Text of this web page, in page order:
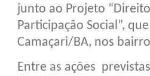
junto ao Projeto
Participação Social”,
Camaçari/BA, nos
Entre as ações